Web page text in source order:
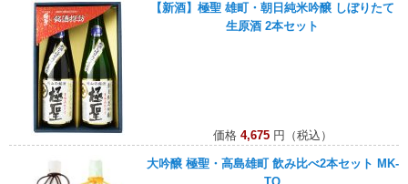
【新酒】極聖 雄町・朝日純米吟醸 しぼりたて
生原酒 2本セット
価格 4,675円（税込）
大吟醸 極聖・高島雄町 飲み比べ2本セット MK-